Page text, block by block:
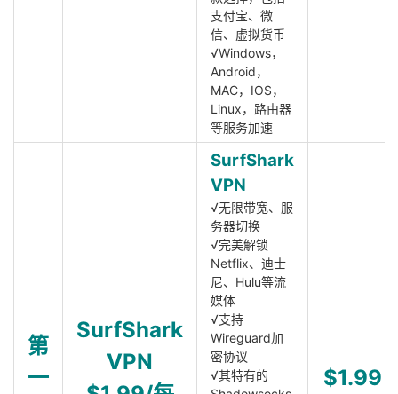
支付宝、微
信、虚拟货币
√Windows，
Android，
MAC，IOS，
Linux，路由器
等服务加速
第
一
SurfShark
VPN
SurfShark
VPN
√无限带宽、服
务器切换
√完美解锁
Netflix、迪士
尼、Hulu等流
媒体
√支持
Wireguard加
密协议
√其特有的
$1.99